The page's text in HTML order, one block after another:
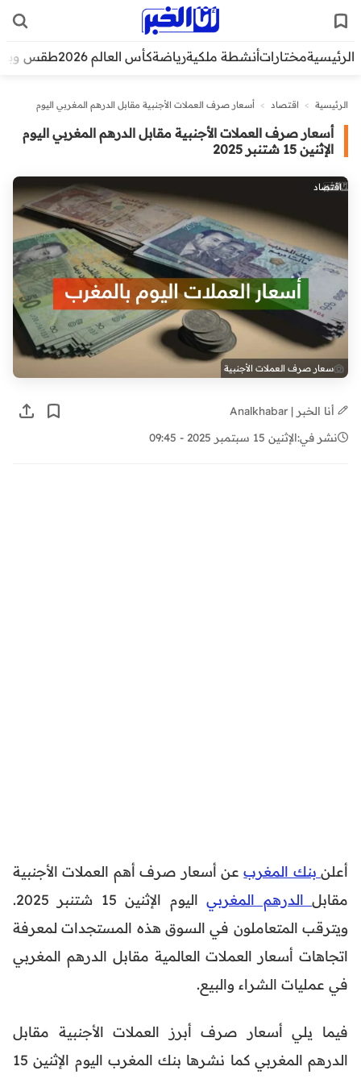
الرئيسيةمختاراتأنشطة ملكيةرياضةكأس العالم 2026 طقس
الرئيسية > اقتصاد > أسعار صرف العملات الأجنبية مقابل الدرهم المغربي اليوم
أسعار صرف العملات الأجنبية مقابل الدرهم المغربي اليوم
الإثنين 15 شتنبر 2025
اقتصاد
سعار صرف العملات الأجنبية
أنا الخبر | Analkhabar
نشر في:الإثنين 15 سبتمبر 2025 - 09:45
أعلن بنك المغربعن أسعار صرف أهم العملات الأجنبية
مقابلالدرهم المغربي
اليوم الإثنين 15 شتنبر 2025.
ويترقب المتعاملون في السوق هذه المستجدات لمعرفة
اتجاهات أسعار العملات العالمية مقابل الدرهم المغربي
في عمليات الشراء والبيع.
فيما يلي أسعار صرف أبرز العملات الأجنبية مقابل
الدرهم المغربي كما نشرها بنك المغرب اليوم الإثنين 15